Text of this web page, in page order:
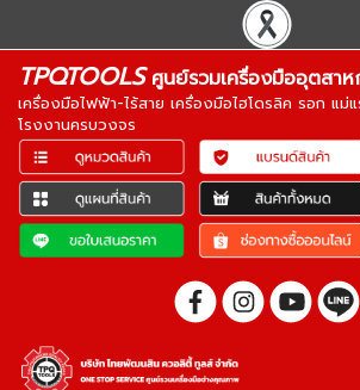
TPQTOOLSศูนย์รวมเครื่องมืออุตสาห
เครื่องมือไฟฟ้า-ไร้สาย เครื่องมือไฮโดรลิค รอก แ
โรงงานครบวงจร